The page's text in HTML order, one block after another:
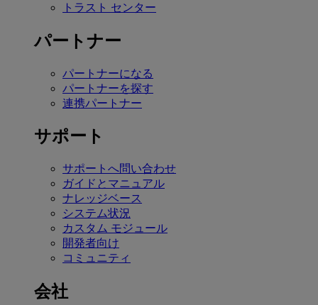
トラスト センター
パートナー
パートナーになる
パートナーを探す
連携パートナー
サポート
サポートへ問い合わせ
ガイドとマニュアル
ナレッジベース
システム状況
カスタム モジュール
開発者向け
コミュニティ
会社